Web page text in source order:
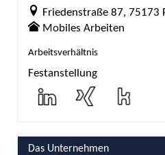
Friedenstraße 87, 75173
Mobiles Arbeiten
Arbeitsverhältnis
Festanstellung
Das Unternehmen